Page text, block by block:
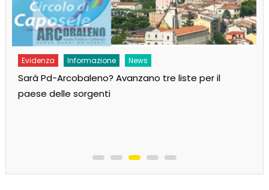
Evidenza Informazione News
Sarà Pd-Arcobaleno? Avanzano tre liste per il
paese delle sorgenti